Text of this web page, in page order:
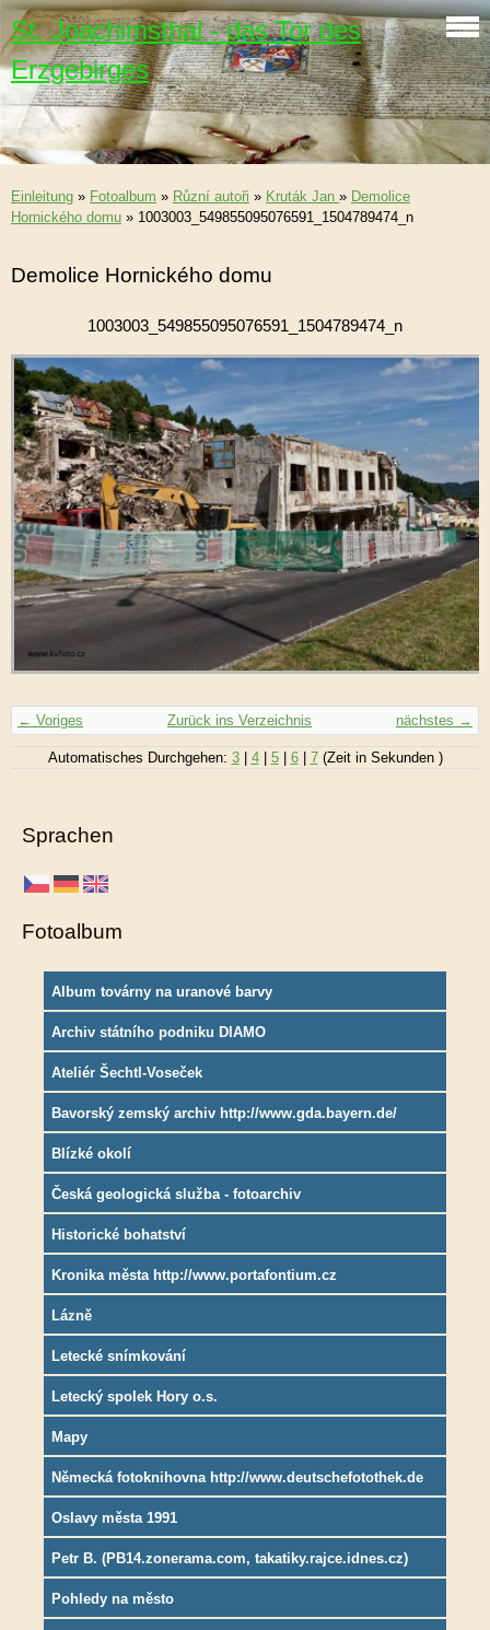
St. Joachimsthal - das Tor des
Erzgebirges
Einleitung » Fotoalbum » Různí autoři » Kruták Jan » Demolice
Hornického domu » 1003003_549855095076591_1504789474_n
Demolice Hornického domu
1003003_549855095076591_1504789474_n
← Voriges nächstes →
Zurück ins Verzeichnis
Automatisches Durchgehen: 3| 4| 5| 6| 7(Zeit in Sekunden )
Sprachen
Fotoalbum
Album továrny na uranové barvy
Archiv státního podniku DIAMO
Ateliér Šechtl-Voseček
Bavorský zemský archiv http://www.gda.bayern.de/
Blízké okolí
Česká geologická služba - fotoarchiv
Historické bohatství
Kronika města http://www.portafontium.cz
Lázně
Letecké snímkování
Letecký spolek Hory o.s.
Mapy
Německá fotoknihovna http://www.deutschefotothek.de
Oslavy města 1991
Petr B. (PB14.zonerama.com, takatiky.rajce.idnes.cz)
Pohledy na město